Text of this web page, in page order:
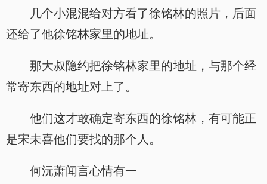
几个小混混给对方看了徐铭林的照片，后面
还给了他徐铭林家里的地址。
那大叔隐约把徐铭林家里的地址，与那个经
常寄东西的地址对上了。
他们这才敢确定寄东西的徐铭林，有可能正
是宋未喜他们要找的那个人。
何沅萧闻言心情有一